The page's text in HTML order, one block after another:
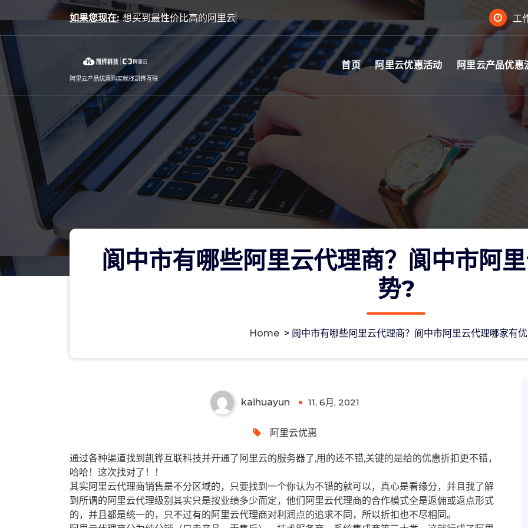
to
content
如果您现在: 工
阿里云产品优惠购买就找凯铧互联
首页 阿里云优惠活动 阿里云产品优惠
阆中市有哪些阿里云代理商？阆中市阿
势?
Home > 阆中市有哪些阿里云代理商？阆中市阿里云代理哪家有
kaihuayun 11, 6月, 2021
阿里云优惠
通过各种渠道找到凯铧互联科技并开通了阿里云的服务器了,用的还不错,关键的是给的优惠折扣更不错，
哈哈！这次找对了！！
其实阿里云代理商销售是不分区域的，只要找到一个你认为不错的就可以，真心是看缘分，并且我了解
到所谓的阿里云代理级别其实只是按业绩多少而定，他们阿里云代理商的合作模式全是返佣或返点形式
的，并且都是统一的，只不过有的阿里云代理商对利润点的追求不同，所以折扣也不尽相同。